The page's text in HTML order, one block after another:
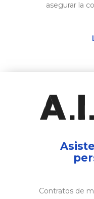
asegurar la
Contratos de